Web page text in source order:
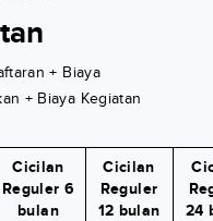
+ Biaya
+ Biaya Kegiatan
Cicilan
Reguler 6
bulan
Cicilan
Reguler
12 bulan
24